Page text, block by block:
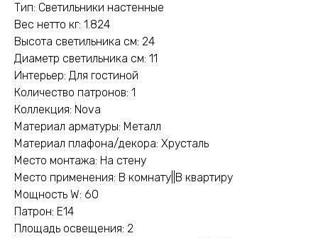
Тип: Светильники настенные
Вес нетто кг: 1.824
Высота светильника см: 24
Диаметр светильника см: 11
Интерьер: Для гостиной
Количество патронов: 1
Коллекция: Nova
Материал арматуры: Металл
Материал плафона/декора: Хрусталь
Место монтажа: На стену
Место применения: В комнату||В квартиру
Мощность W: 60
Патрон: E14
Площадь освещения: 2